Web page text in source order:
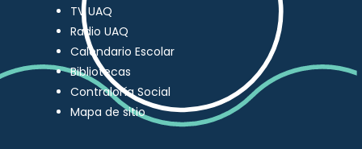
TV UAQ
Radio UAQ
Calendario Escolar
Bibliotecas
Contraloría Social
Mapa de sitio